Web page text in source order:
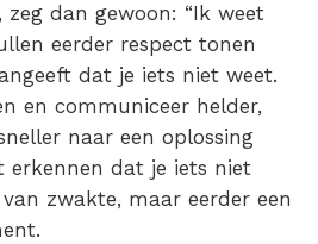
zeg dan gewoon: “Ik weet
eerder respect tonen
dat je iets niet weet.
en communiceer helder,
naar een oplossing
erkennen dat je iets niet
zwakte, maar eerder een